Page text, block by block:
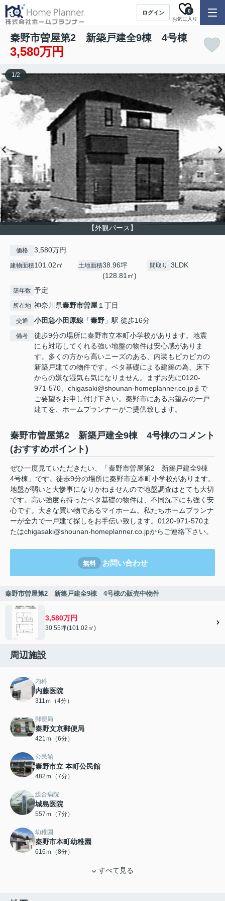
ログイン
お気に入り
0
秦野市曽屋第2 新築戸建全9棟 4号棟
3,580万円
【外観パース】
1/2
価格 3,580万円
建物面積101.02㎡ 土地面積38.96坪
(128.81㎡)
間取り 3LDK
築年数 予定
所在地 神奈川県秦野市曽屋１丁目
交通 小田急小田原線 「秦野 」駅 徒歩16分
備考
徒歩9分の場所に秦野市立本町小学校があります。地震
にも対応してくれる強い地盤の物件は安心感がありま
す。多くの方から高いニーズのある、内装もピカピカの
新築戸建ての物件です。ベタ基礎による建築の為、床下
からの嫌な湿気も気になりません。まずお先に0120-
971-570、chigasaki@shounan-homeplanner.co.jpまで
ご要望をお申し付け下さい。秦野市にあるお望みの一戸
建てを、ホームプランナーがご提供致します。
秦野市曽屋第2 新築戸建全9棟 4号棟のコメント
(おすすめポイント)
ぜひ一度見ていただきたい、「秦野市曽屋第2 新築戸建全9棟
4号棟」です。徒歩9分の場所に秦野市立本町小学校があります。
地盤が弱いと大惨事になりかねませんので地盤調査はとても大切
です。高い強度も持ったベタ基礎の物件は、不同沈下にも強く安
心です。大きな買い物であるマイホーム。私たちホームプランナ
ーが全力で一戸建て探しをお手伝い致します。0120-971-570ま
たはchigasaki@shounan-homeplanner.co.jpからご連絡下さい。
無料 お問い合わせ
秦野市曽屋第2 新築戸建全9棟 4号棟の販売中物件
3,580万円
30.55坪(101.02㎡)
周辺施設
内科
内藤医院
311ｍ（4分）
郵便局
秦野文京郵便局
421ｍ（6分）
公民館
秦野市立 本町公民館
482ｍ（7分）
総合病院
城島医院
557ｍ（7分）
幼稚園
秦野市本町幼稚園
616ｍ（8分）
すべて見る